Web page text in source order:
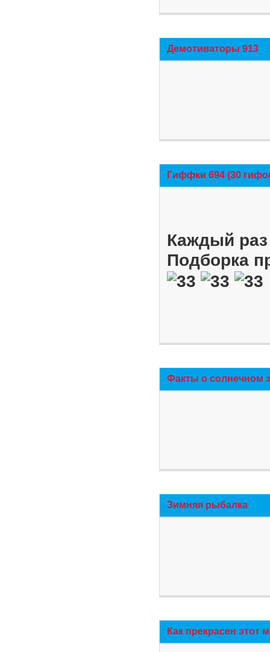
Демотиваторы 913
Гиффки 694 (30
Каждый
Подборка
Факты о солнечном
Зимняя рыбалка
Как прекрасен этот